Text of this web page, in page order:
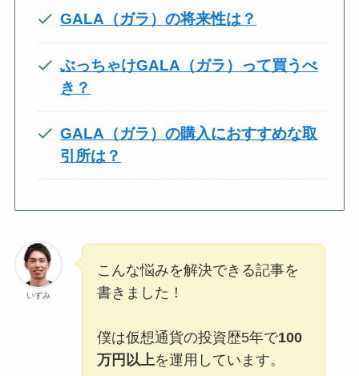
GALA（ガラ）の将来性は？
ぶっちゃけGALA（ガラ）って買うべ
き？
GALA（ガラ）の購入におすすめな取
引所は？
いずみ
こんな悩みを解決できる記事を
書きました！
僕は仮想通貨の投資歴5年で100
万円以上を運用しています。